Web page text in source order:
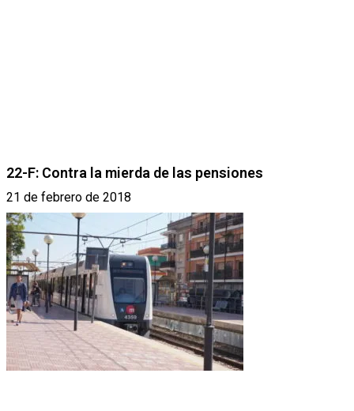
22-F: Contra la mierda de las pensiones
21 de febrero de 2018